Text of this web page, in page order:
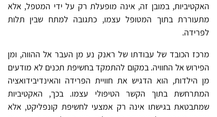
האקטיביות, במובן זה, אינה מופעלת רק על ידי המטפל, אלא
מתעוררת בתוך המטופל עצמו, כתגובה למתח שבין תלות
לפרידה.
מרכז הכובד של עבודתו של ראנק נע מן העבר אל ההווה, ומן
הפירוש אל החוויה. במקום להתמקד בחשיפת תכנים לא מודעים
מן הילדות, הוא הדגיש את חוויית הפרידה והאינדיבידואציה
המתרחשת בתוך הקשר הטיפולי עצמו. בכך, האקטיביות
שמתבטאת בגישתו אינה רק אמצעי לחשיפת קונפליקט, אלא